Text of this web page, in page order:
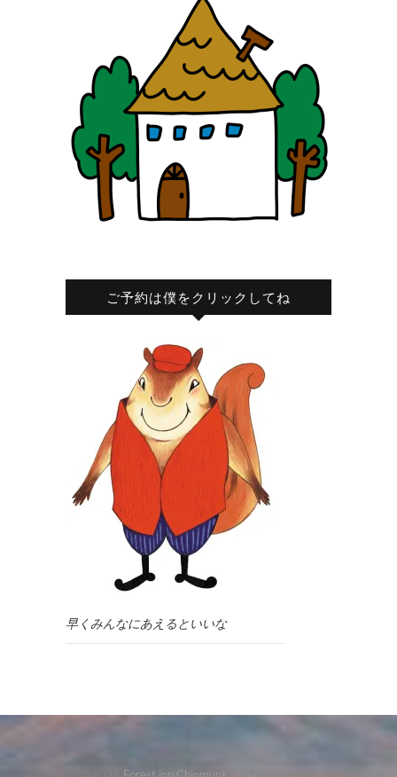
ご予約は僕をクリックしてね
早くみんなにあえるといいな